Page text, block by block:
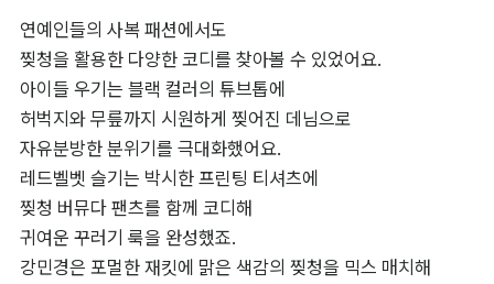
연예인들의 사복 패션에서도
찢청을 활용한 다양한 코디를 찾아볼 수 있었어요.
아이들 우기는 블랙 컬러의 튜브톱에
허벅지와 무릎까지 시원하게 찢어진 데님으로
자유분방한 분위기를 극대화했어요.
레드벨벳 슬기는 박시한 프린팅 티셔츠에
찢청 버뮤다 팬츠를 함께 코디해
귀여운 꾸러기 룩을 완성했죠.
강민경은 포멀한 재킷에 맑은 색감의 찢청을 믹스 매치해